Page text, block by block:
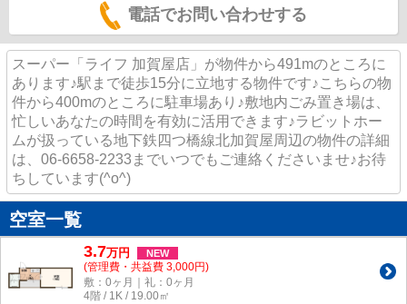
電話でお問い合わせする
スーパー「ライフ 加賀屋店」が物件から491mのところに
あります♪駅まで徒歩15分に立地する物件です♪こちらの物
件から400mのところに駐車場あり♪敷地内ごみ置き場は、
忙しいあなたの時間を有効に活用できます♪ラビットホー
ムが扱っている地下鉄四つ橋線北加賀屋周辺の物件の詳細
は、06-6658-2233までいつでもご連絡くださいませ♪お待
ちしています(^o^)
空室一覧
3.7万円 NEW
(管理費・共益費 3,000円)
敷：0ヶ月｜礼：0ヶ月
4階 / 1K / 19.00㎡